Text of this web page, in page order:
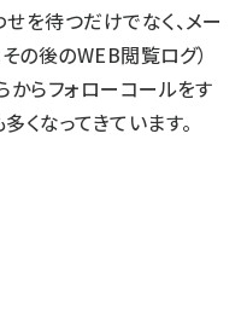
を待つだけでなく、メー
の後のWEB閲覧ログ）
からフォローコールをす
くなってきています。